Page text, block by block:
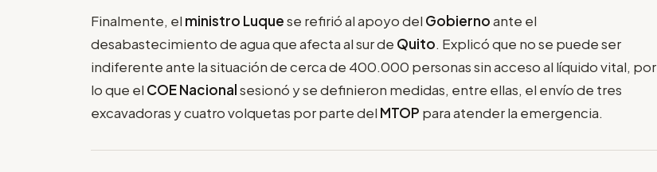
Finalmente, el ministro Luquese refirió al apoyo del Gobiernoante el
desabastecimiento de agua que afecta al sur de Quito. Explicó que no se puede ser
indiferente ante la situación de cerca de 400.000 personas sin acceso al líquido vital, por
lo que el COE Nacionalsesionó y se definieron medidas, entre ellas, el envío de tres
excavadoras y cuatro volquetas por parte del MTOP para atender la emergencia.